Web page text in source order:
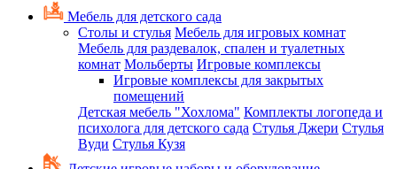
Мебель для детского сада
Столы и стулья Мебель для игровых комнат
Мебель для раздевалок, спален и туалетных
комнат Мольберты Игровые комплексы
Игровые комплексы для закрытых
помещений
Детская мебель "Хохлома" Комплекты логопеда и
психолога для детского сада Стулья Джери Стулья
Вуди Стулья Кузя